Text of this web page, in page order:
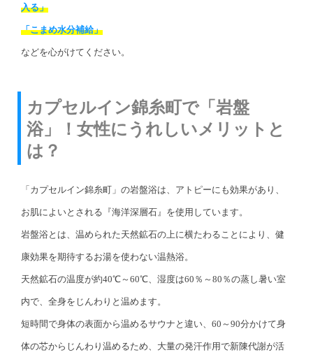
入る」
「こまめ水分補給」
などを心がけてください。
カプセルイン錦糸町で「岩盤
浴」！女性にうれしいメリットと
は？
「カプセルイン錦糸町」の岩盤浴は、アトピーにも効果があり、
お肌によいとされる『海洋深層石』を使用しています。
岩盤浴とは、温められた天然鉱石の上に横たわることにより、健
康効果を期待するお湯を使わない温熱浴。
天然鉱石の温度が約40℃～60℃、湿度は60％～80％の蒸し暑い室
内で、全身をじんわりと温めます。
短時間で身体の表面から温めるサウナと違い、60～90分かけて身
体の芯からじんわり温めるため、大量の発汗作用で新陳代謝が活